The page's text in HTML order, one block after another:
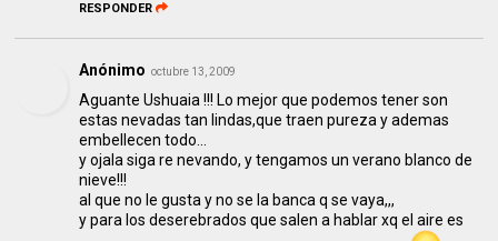
RESPONDER
Anónimo octubre 13, 2009
Aguante Ushuaia !!! Lo mejor que podemos tener son
estas nevadas tan lindas,que traen pureza y ademas
embellecen todo...
y ojala siga re nevando, y tengamos un verano blanco de
nieve!!!
al que no le gusta y no se la banca q se vaya,,,
y para los deserebrados que salen a hablar xq el aire es